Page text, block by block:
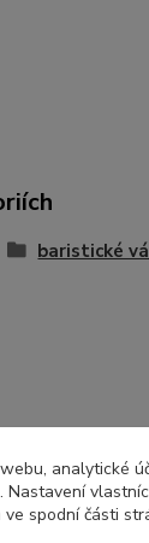
baristické
analytické
ve spodní části